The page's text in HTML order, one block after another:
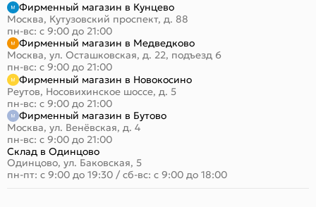
Фирменный магазин в Кунцево
Москва, Кутузовский проспект, д. 88
пн-вс: с 9:00 до 21:00
Фирменный магазин в Медведково
Москва, ул. Осташковская, д. 22, подъезд 6
пн-вс: с 9:00 до 21:00
Фирменный магазин в Новокосино
Реутов, Носовихинское шоссе, д. 5
пн-вс: с 9:00 до 21:00
Фирменный магазин в Бутово
Москва, ул. Венёвская, д. 4
пн-вс: с 9:00 до 21:00
Склад в Одинцово
Одинцово, ул. Баковская, 5
пн-пт: с 9:00 до 19:30 / сб-вс: с 9:00 до 18:00